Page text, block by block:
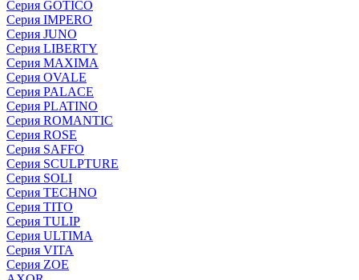
Серия GOTICO
Серия IMPERO
Серия JUNO
Серия LIBERTY
Серия MAXIMA
Серия OVALE
Серия PALACE
Серия PLATINO
Серия ROMANTIC
Серия ROSE
Серия SAFFO
Серия SCULPTURE
Серия SOLI
Серия TECHNO
Серия TITO
Серия TULIP
Серия ULTIMA
Серия VITA
Серия ZOE